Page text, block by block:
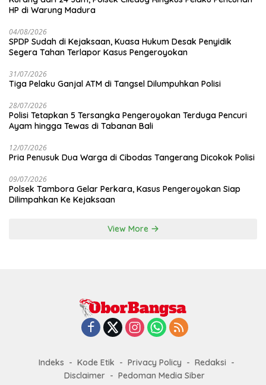
HP di Warung Madura
04/08/2026
SPDP Sudah di Kejaksaan, Kuasa Hukum Desak Penyidik
Segera Tahan Terlapor Kasus Pengeroyokan
31/07/2026
Tiga Pelaku Ganjal ATM di Tangsel Dilumpuhkan Polisi
28/07/2026
Polisi Tetapkan 5 Tersangka Pengeroyokan Terduga Pencuri
Ayam hingga Tewas di Tabanan Bali
12/07/2026
Pria Penusuk Dua Warga di Cibodas Tangerang Dicokok Polisi
09/07/2026
Polsek Tambora Gelar Perkara, Kasus Pengeroyokan Siap
Dilimpahkan Ke Kejaksaan
View More
Indeks Kode Etik Privacy Policy
Redaksi
Disclaimer
Pedoman Media Siber